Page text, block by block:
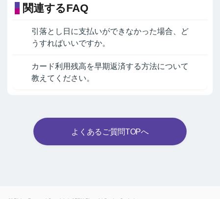
関連するFAQ
引落とし日に支払いができなかった場合、ど
うすればいいですか。
カード利用残高を早期返済する方法について
教えてください。
よくあるご質問TOPへ
Powered by